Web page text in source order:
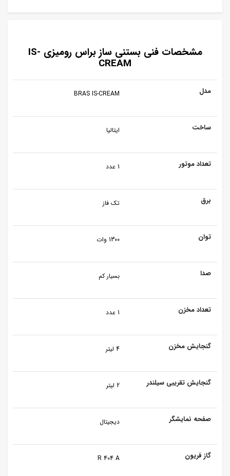
مشخصات فنی بستنی ساز براس رومیزی IS-
CREAM
مدل BRAS IS-CREAM
ساخت ایتالیا
تعداد موتور 1 عدد
برق تک فاز
توان 1300 وات
صدا بسیار کم
تعداد مخزن 1 عدد
گنجایش مخزن 4 لیتر
گنجایش تقریبی سیلندر 2 لیتر
صفحه نمایشگر دیجیتال
گاز فریون R 404 A